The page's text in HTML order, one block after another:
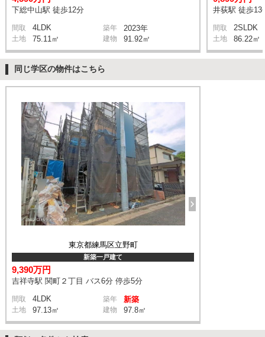
下総中山駅 徒歩12分
間取 4LDK 築年 2023年
土地 75.11㎡ 建物 91.92㎡
井荻駅 徒歩13
間取 2SLDK
土地 86.22㎡
同じ学区の物件はこちら
東京都練馬区立野町
新築一戸建て
9,390万円
吉祥寺駅 関町２丁目 バス6分 停歩5分
間取 4LDK 築年 新築
土地 97.13㎡ 建物 97.8㎡